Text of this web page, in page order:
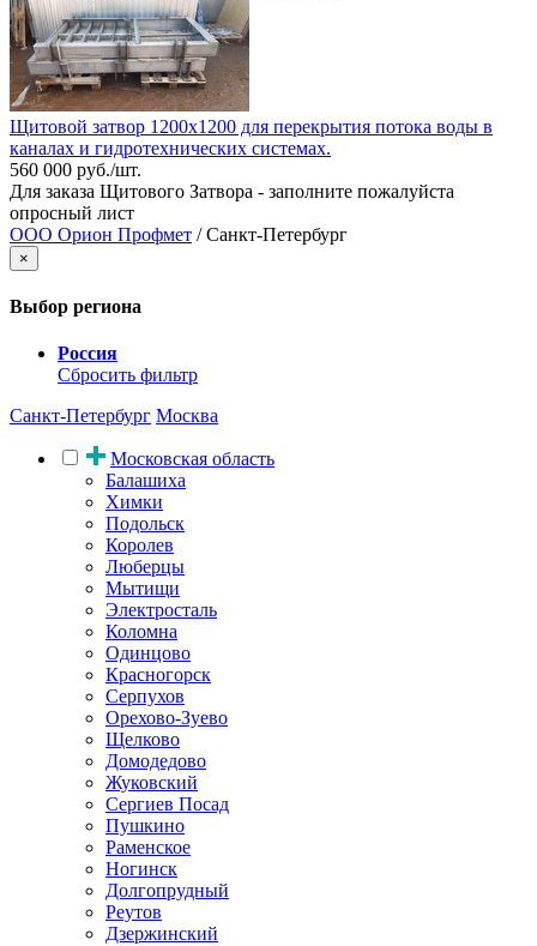
Щитовой затвор 1200х1200 для перекрытия потока воды в
каналах и гидротехнических системах.
560 000 руб./шт.
Для заказа Щитового Затвора - заполните пожалуйста
опросный лист
ООО Орион Профмет / Санкт-Петербург
×
Выбор региона
Россия
Сбросить фильтр
Санкт-Петербург Москва
Московская область
Балашиха
Химки
Подольск
Королев
Люберцы
Мытищи
Электросталь
Коломна
Одинцово
Красногорск
Серпухов
Орехово-Зуево
Щелково
Домодедово
Жуковский
Сергиев Посад
Пушкино
Раменское
Ногинск
Долгопрудный
Реутов
Дзержинский